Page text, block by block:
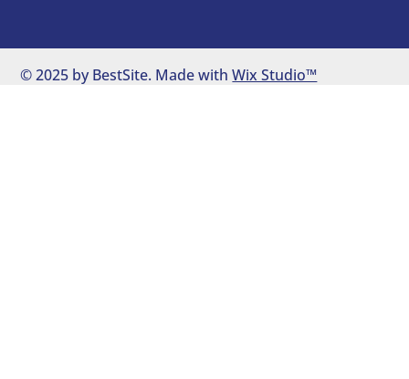
© 2025 by BestSite. Made withWix Studio™